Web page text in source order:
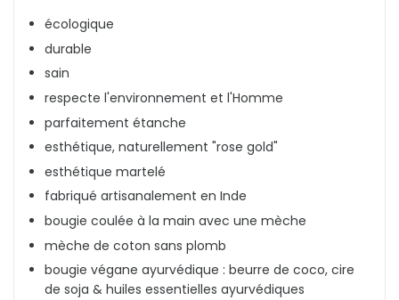
écologique
durable
sain
respecte l'environnement et l'Homme
parfaitement étanche
esthétique, naturellement "rose gold"
esthétique martelé
fabriqué artisanalement en Inde
bougie coulée à la main avec une mèche
mèche de coton sans plomb
bougie végane ayurvédique : beurre de coco, cire
de soja & huiles essentielles ayurvédiques